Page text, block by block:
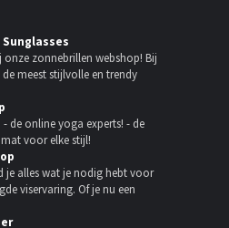
Sunglasses
onze zonnebrillen webshop! Bij
meest stijlvolle en trendy
- de online yoga experts! - de
voor elke stijl!
je alles wat je nodig hebt voor
viservaring. Of je nu een